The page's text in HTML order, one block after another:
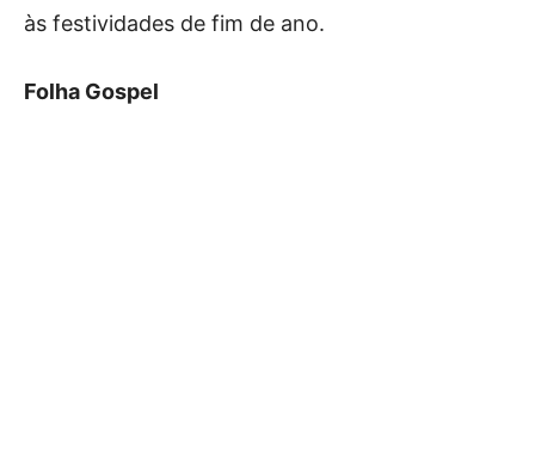
às festividades de fim de ano.
Folha Gospel